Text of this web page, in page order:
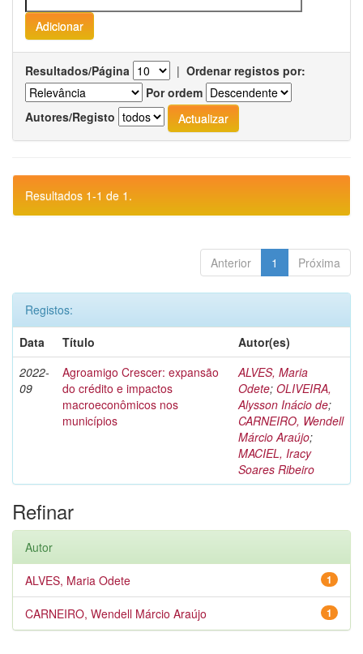
Resultados/Página | Ordenar registos por:
Por ordem
Autores/Registo
Resultados 1-1 de 1.
Anterior 1 Próxima
Registos:
Data
Título
Autor(es)
2022-
09
Agroamigo Crescer: expansão
do crédito e impactos
macroeconômicos nos
municípios
ALVES, Maria
Odete; OLIVEIRA,
Alysson Inácio de;
CARNEIRO, Wendell
Márcio Araújo;
MACIEL, Iracy
Soares Ribeiro
Refinar
Autor
1
ALVES, Maria Odete
1
CARNEIRO, Wendell Márcio Araújo